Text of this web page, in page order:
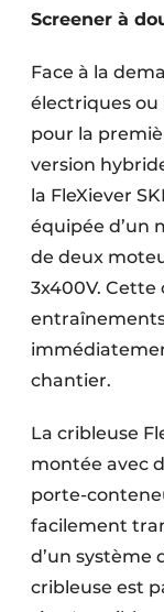
Géotextiles
Protection
Rénovation
Sécurité
Techniques
Travaux
Screener à
Face à la
électriques ou
pour la
version
la FleXiever
équipée d’un
de deux
3x400V.
chantier.
La cribleuse
montée avec
porte-
facilement
d’un système
cribleuse est